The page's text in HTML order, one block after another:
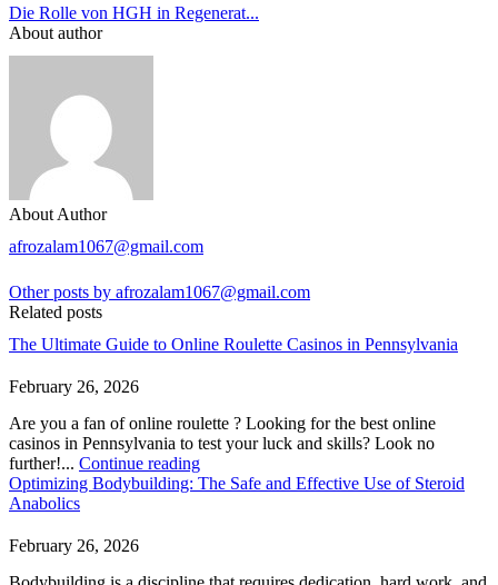
Die Rolle von HGH in Regenerat...
About author
About Author
afrozalam1067@gmail.com
Other posts by afrozalam1067@gmail.com
Related posts
The Ultimate Guide to Online Roulette Casinos in Pennsylvania
February 26, 2026
Are you a fan of online roulette ? Looking for the best online
casinos in Pennsylvania to test your luck and skills? Look no
further!... Continue reading
Optimizing Bodybuilding: The Safe and Effective Use of Steroid
Anabolics
February 26, 2026